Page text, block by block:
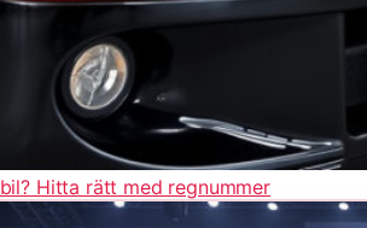
Hitta rätt med regnummer